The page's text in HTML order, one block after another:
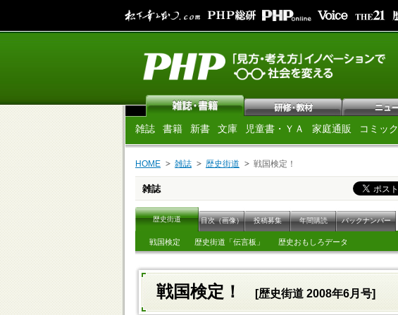
雑誌 書籍 新書 文庫 児童書・ＹＡ 家庭通販 コミック
HOME 雑誌 歴史街道 戦国検定！
雑誌
歴史街道 目次（画像） 投稿募集 年間購読 バックナンバー
戦国検定 歴史街道「伝言板」 歴史おもしろデータ
戦国検定！ [歴史街道 2008年6月号]